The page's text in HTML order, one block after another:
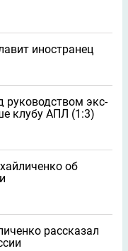
иностранец
руководством экс-
клубу АПЛ (1:3)
об
рассказал